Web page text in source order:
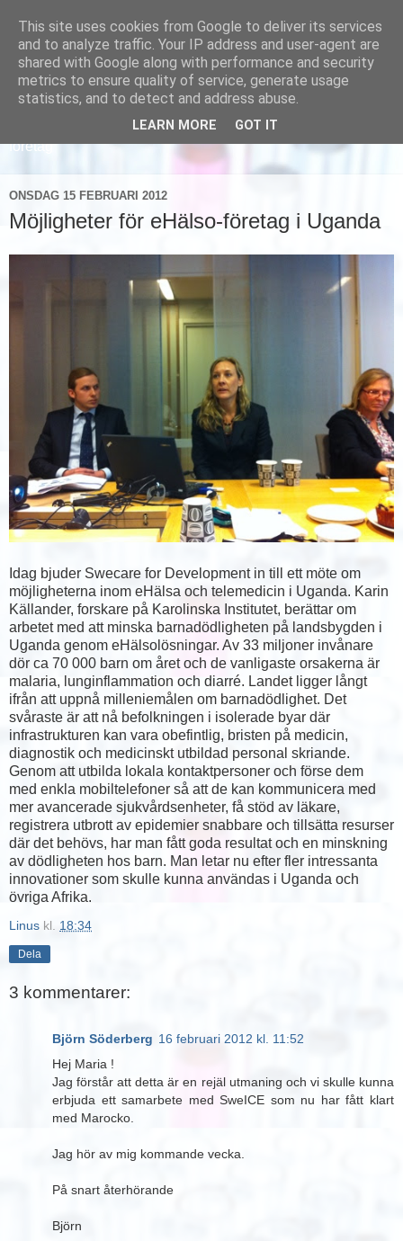
Läs om hur vi marknadsför svensk sjukvård och svenska
företag
ONSDAG 15 FEBRUARI 2012
Möjligheter för eHälso-företag i Uganda
Idag bjuder Swecare for Development in till ett möte om
möjligheterna inom eHälsa och telemedicin i Uganda. Karin
Källander, forskare på Karolinska Institutet, berättar om
arbetet med att minska barnadödligheten på landsbygden i
Uganda genom eHälsolösningar. Av 33 miljoner invånare
dör ca 70 000 barn om året och de vanligaste orsakerna är
malaria, lunginflammation och diarré. Landet ligger långt
ifrån att uppnå milleniemålen om barnadödlighet. Det
svåraste är att nå befolkningen i isolerade byar där
infrastrukturen kan vara obefintlig, bristen på medicin,
diagnostik och medicinskt utbildad personal skriande.
Genom att utbilda lokala kontaktpersoner och förse dem
med enkla mobiltelefoner så att de kan kommunicera med
mer avancerade sjukvårdsenheter, få stöd av läkare,
registrera utbrott av epidemier snabbare och tillsätta resurser
där det behövs, har man fått goda resultat och en minskning
av dödligheten hos barn. Man letar nu efter fler intressanta
innovationer som skulle kunna användas i Uganda och
övriga Afrika.
Linus kl. 18:34
Dela
3 kommentarer:
Björn Söderberg 16 februari 2012 kl. 11:52
Hej Maria !
Jag förstår att detta är en rejäl utmaning och vi skulle kunna
erbjuda ett samarbete med SweICE som nu har fått klart
med Marocko.
Jag hör av mig kommande vecka.
På snart återhörande
Björn
This site uses cookies from Google to deliver its services
and to analyze traffic. Your IP address and user-agent are
shared with Google along with performance and security
metrics to ensure quality of service, generate usage
statistics, and to detect and address abuse.
LEARN MORE GOT IT